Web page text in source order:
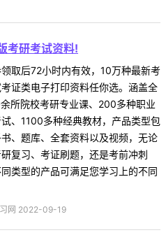
考研考试资料!
取后72小时内有效，10万种最新考
证类电子打印资料任你选。涵盖全
所院校考研专业课、200多种职业
、1100多种经典教材，产品类型包
、题库、全套资料以及视频，无论
复习、考证刷题，还是考前冲刺
类型的产品可满足您学习上的不同
网 2022-09-19